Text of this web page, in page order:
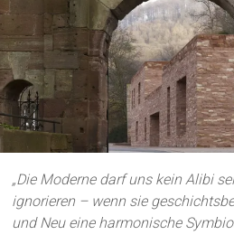
„Die Moderne darf uns kein Alibi
ignorieren – wenn sie
und Neu eine harmonische